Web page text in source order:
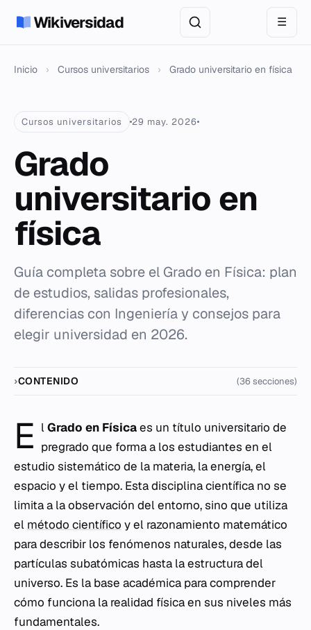
Wikiversidad ☰
Inicio › Cursos universitarios › Grado universitario en física
Cursos universitarios 29 may. 2026
Grado
universitario en
física
Guía completa sobre el Grado en Física: plan
de estudios, salidas profesionales,
diferencias con Ingeniería y consejos para
elegir universidad en 2026.
CONTENIDO (36 secciones)
E lGrado en Físicaes un título universitario de
pregrado que forma a los estudiantes en el
estudio sistemático de la materia, la energía, el
espacio y el tiempo. Esta disciplina científica no se
limita a la observación del entorno, sino que utiliza
el método científico y el razonamiento matemático
para describir los fenómenos naturales, desde las
partículas subatómicas hasta la estructura del
universo. Es la base académica para comprender
cómo funciona la realidad física en sus niveles más
fundamentales.